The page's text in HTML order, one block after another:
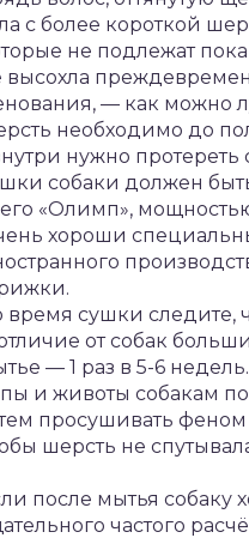
с более короткой
не подлежат
высохла
— как можно
необходимо до
нужно
собаки должен
«Олимп»,
хороши
время сушки следите,
от собак
— 1 раз в 5-6
и животы собакам
просушивать
шерсть не
после мытья
частого